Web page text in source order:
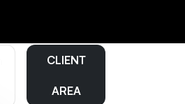
CLIENT
AREA